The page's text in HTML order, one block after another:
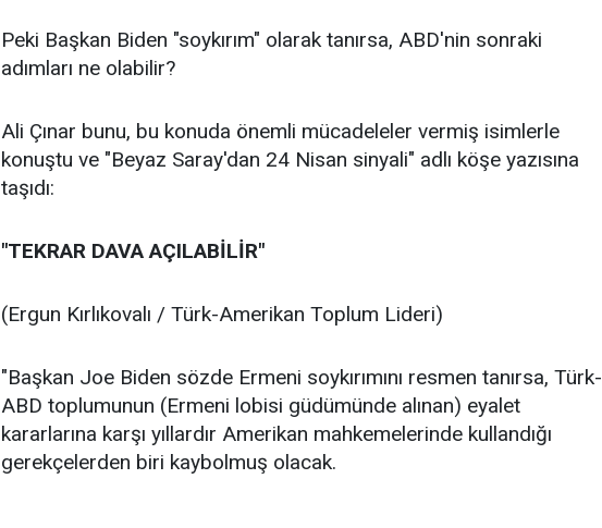
Peki Başkan Biden "soykırım" olarak tanırsa, ABD'nin sonraki
adımları ne olabilir?
Ali Çınar bunu, bu konuda önemli mücadeleler vermiş isimlerle
konuştu ve "Beyaz Saray'dan 24 Nisan sinyali" adlı köşe yazısına
taşıdı:
"TEKRAR DAVA AÇILABİLİR"
(Ergun Kırlıkovalı / Türk-Amerikan Toplum Lideri)
"Başkan Joe Biden sözde Ermeni soykırımını resmen tanırsa, Türk-
ABD toplumunun (Ermeni lobisi güdümünde alınan) eyalet
kararlarına karşı yıllardır Amerikan mahkemelerinde kullandığı
gerekçelerden biri kaybolmuş olacak.